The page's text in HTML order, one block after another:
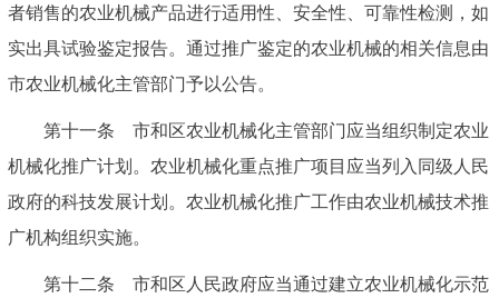
者销售的农业机械产品进行适用性、安全性、可靠性检测，如
实出具试验鉴定报告。通过推广鉴定的农业机械的相关信息由
市农业机械化主管部门予以公告。
第十一条 市和区农业机械化主管部门应当组织制定农业
机械化推广计划。农业机械化重点推广项目应当列入同级人民
政府的科技发展计划。农业机械化推广工作由农业机械技术推
广机构组织实施。
第十二条 市和区人民政府应当通过建立农业机械化示范